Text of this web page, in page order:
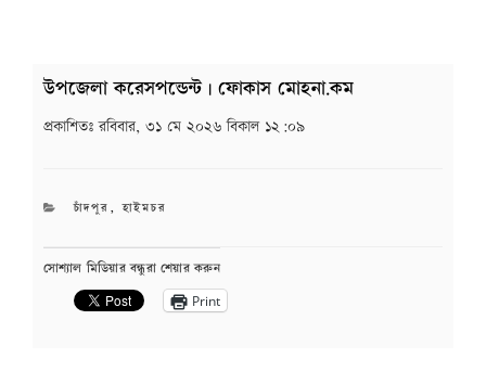
উপজেলা করেসপন্ডেন্ট | ফোকাস মোহনা.কম
প্রকাশিতঃরবিবার, ৩১ মে ২০২৬ বিকাল ১২:০৯
CATEGORIES
চাঁদপুর ,হাইমচর
সোশ্যাল মিডিয়ার বন্ধুরা শেয়ার করুন
Print